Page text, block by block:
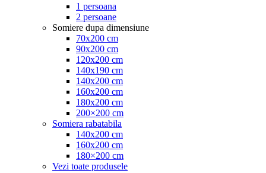
1 persoana
2 persoane
Somiere dupa dimensiune
70x200 cm
90x200 cm
120x200 cm
140x190 cm
140x200 cm
160x200 cm
180x200 cm
200×200 cm
Somiera rabatabila
140x200 cm
160x200 cm
180×200 cm
Vezi toate produsele